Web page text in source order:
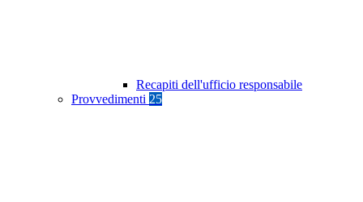
Recapiti dell'ufficio responsabile
Provvedimenti 25